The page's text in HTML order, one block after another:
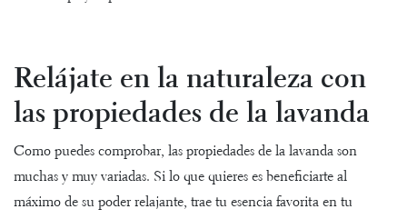
Relájate en la naturaleza con
las propiedades de la lavanda
Como puedes comprobar, las propiedades de la lavanda son
muchas y muy variadas. Si lo que quieres es beneficiarte al
máximo de su poder relajante, trae tu esencia favorita en tu